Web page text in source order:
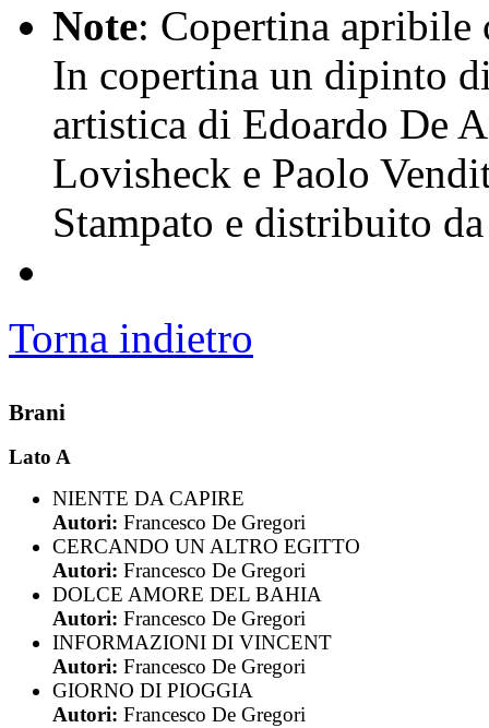
Note: Copertina
In copertina un dipinto
artistica di Edoardo De
Lovisheck e Paolo
Stampato e distribuito
Torna indietro
Brani
Lato A
NIENTE DA CAPIRE
Autori: Francesco De Gregori
CERCANDO UN ALTRO EGITTO
Autori: Francesco De Gregori
DOLCE AMORE DEL BAHIA
Autori: Francesco De Gregori
INFORMAZIONI DI VINCENT
Autori: Francesco De Gregori
GIORNO DI PIOGGIA
Autori: Francesco De Gregori